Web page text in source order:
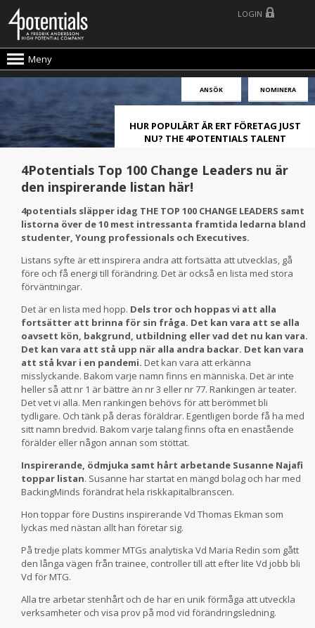
Meny
LOGIN
ANSÖK NOMINERA
HUR POPULÄRT ÄR ERT FÖRETAG JUST
NU? THE 4POTENTIALS TALENT
4Potentials Top 100 Change Leaders nu är
den inspirerande listan här!
4potentials släpper idag THE TOP 100 CHANGE LEADERS samt
listorna över de 10 mest intressanta framtida ledarna bland
studenter, Young professionals och Executives.
Listans syfte är ett inspirera andra att fortsätta att utvecklas, gå
före och få energi till förändring. Det är också en lista med stora
förväntningar.
Det är en lista med hopp. Dels tror och hoppas vi att alla
fortsätter att brinna för sin fråga. Det kan vara att se alla
oavsett kön, bakgrund, utbildning eller vad det nu kan vara.
Det kan vara att stå upp när alla andra backar. Det kan vara
att stå kvar i en pandemi. Det kan vara att erkänna
misslyckande. Bakom varje namn finns en människa. Det är inte
heller så att nr 1 är bättre än nr 3 eller nr 77. Rankingen är teater.
Det vet vi alla. Men rankingen behövs för att berömmet bli
tydligare. Och tänk på deras föräldrar. Egentligen borde få ha med
sitt namn bredvid. Bakom varje talang finns ofta en enastående
förälder eller någon annan som stöttat.
Inspirerande, ödmjuka samt hårt arbetande Susanne Najafi
toppar listan. Susanne har startat en mängd bolag och har med
BackingMinds förändrat hela riskkapitalbranscen.
Hon toppar före Dustins inspirerande Vd Thomas Ekman som
lyckas med nästan allt han företar sig.
På tredje plats kommer MTGs analytiska Vd Maria Redin som gått
den långa vägen från trainee, controller till att efter lite Vd jobb bli
Vd för MTG.
Alla tre arbetar stenhårt och de har en unik förmåga att utveckla
verksamheter och visa prov på mod vid förändringsledning.